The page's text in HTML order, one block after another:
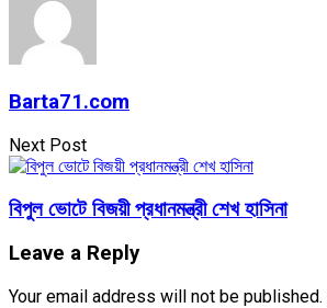
Barta71.com
Next Post
বিপুল ভোটে বিজয়ী প্রধানমন্ত্রী শেখ হাসিনা
Leave a Reply
Your email address will not be published.